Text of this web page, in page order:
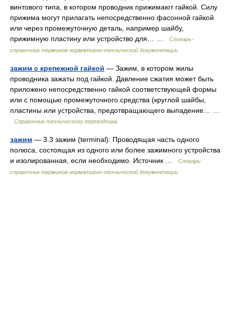
винтового типа, в котором проводник прижимают гайкой. Силу
прижима могут прилагать непосредственно фасонной гайкой
или через промежуточную деталь, например шайбу,
прижимную пластину или устройство для… …
Словарь-
справочник терминов нормативно-технической документации
зажим с крепежной гайкой — Зажим, в котором жилы
проводника зажаты под гайкой. Давление сжатия может быть
приложено непосредственно гайкой соответствующей формы
или с помощью промежуточного средства (круглой шайбы,
пластины или устройства, предотвращающего выпадение… …
Справочник технического переводчика
зажим — 3.3 зажим (terminal): Проводящая часть одного
полюса, состоящая из одного или более зажимного устройства
и изолированная, если необходимо. Источник …
Словарь-
справочник терминов нормативно-технической документации